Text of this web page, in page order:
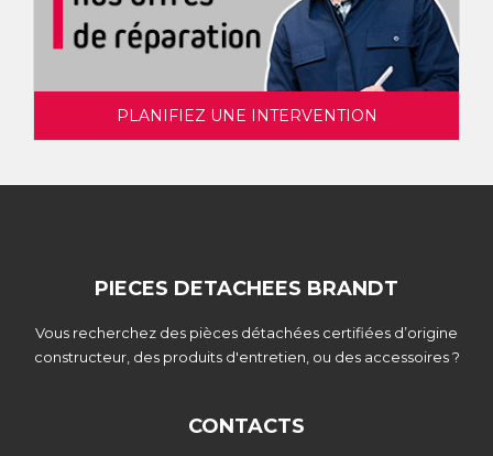
PLANIFIEZ UNE INTERVENTION
PIECES DETACHEES BRANDT
Vous recherchez des pièces détachées certifiées d’origine
constructeur, des produits d'entretien, ou des accessoires ?
CONTACTS